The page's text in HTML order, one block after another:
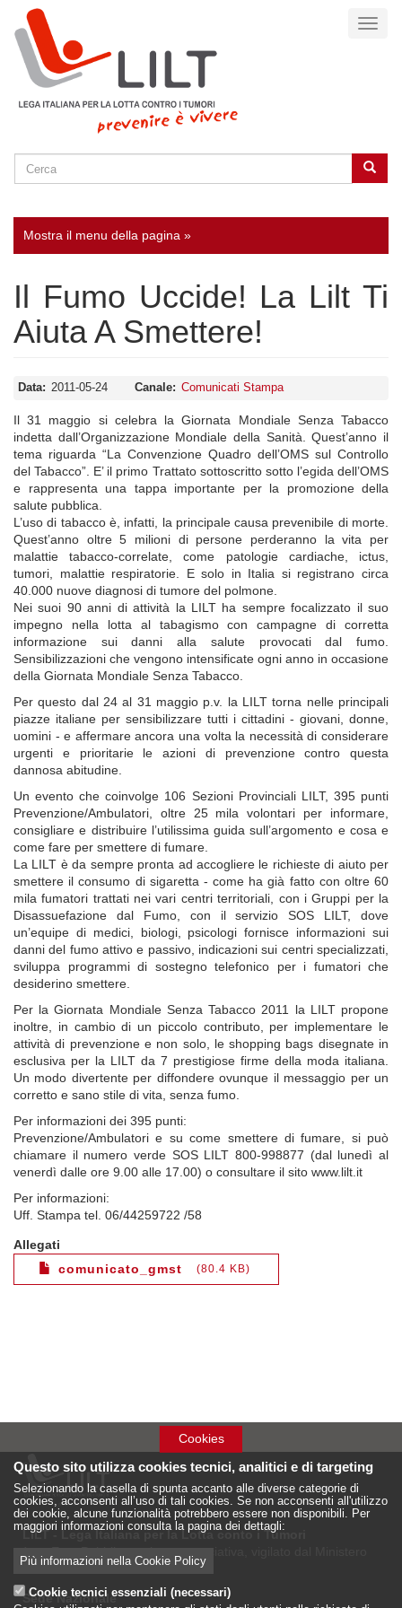
contenuto
principale
SEARCH Cerca
Mostra il menu della pagina »
Il Fumo Uccide! La Lilt Ti
Aiuta A Smettere!
Data 2011-05-24 Canale Comunicati Stampa
Il 31 maggio si celebra la Giornata Mondiale Senza Tabacco
indetta dall’Organizzazione Mondiale della Sanità. Quest’anno il
tema riguarda “La Convenzione Quadro dell’OMS sul Controllo
del Tabacco”. E’ il primo Trattato sottoscritto sotto l’egida dell’OMS
e rappresenta una tappa importante per la promozione della
salute pubblica.
L’uso di tabacco è, infatti, la principale causa prevenibile di morte.
Quest’anno oltre 5 milioni di persone perderanno la vita per
malattie tabacco-correlate, come patologie cardiache, ictus,
tumori, malattie respiratorie. E solo in Italia si registrano circa
40.000 nuove diagnosi di tumore del polmone.
Nei suoi 90 anni di attività la LILT ha sempre focalizzato il suo
impegno nella lotta al tabagismo con campagne di corretta
informazione sui danni alla salute provocati dal fumo.
Sensibilizzazioni che vengono intensificate ogni anno in occasione
della Giornata Mondiale Senza Tabacco.
Per questo dal 24 al 31 maggio p.v. la LILT torna nelle principali
piazze italiane per sensibilizzare tutti i cittadini - giovani, donne,
uomini - e affermare ancora una volta la necessità di considerare
urgenti e prioritarie le azioni di prevenzione contro questa
dannosa abitudine.
Un evento che coinvolge 106 Sezioni Provinciali LILT, 395 punti
Prevenzione/Ambulatori, oltre 25 mila volontari per informare,
consigliare e distribuire l’utilissima guida sull’argomento e cosa e
come fare per smettere di fumare.
La LILT è da sempre pronta ad accogliere le richieste di aiuto per
smettere il consumo di sigaretta - come ha già fatto con oltre 60
mila fumatori trattati nei vari centri territoriali, con i Gruppi per la
Disassuefazione dal Fumo, con il servizio SOS LILT, dove
un’equipe di medici, biologi, psicologi fornisce informazioni sui
danni del fumo attivo e passivo, indicazioni sui centri specializzati,
sviluppa programmi di sostegno telefonico per i fumatori che
desiderino smettere.
Per la Giornata Mondiale Senza Tabacco 2011 la LILT propone
inoltre, in cambio di un piccolo contributo, per implementare le
attività di prevenzione e non solo, le shopping bags disegnate in
esclusiva per la LILT da 7 prestigiose firme della moda italiana.
Un modo divertente per diffondere ovunque il messaggio per un
corretto e sano stile di vita, senza fumo.
Per informazioni dei 395 punti:
Prevenzione/Ambulatori e su come smettere di fumare, si può
chiamare il numero verde SOS LILT 800-998877 (dal lunedì al
venerdì dalle ore 9.00 alle 17.00) o consultare il sito www.lilt.it
Per informazioni:
Uff. Stampa tel. 06/44259722 /58
Allegati
comunicato_gmst
80.4 KB
LILT - Lega Italiana per la Lotta conto i Tumori
è un Ente Pubblico su base associativa, vigilato dal Ministero
della Salute
Sede Nazionale
Cookies
Questo sito utilizza cookies tecnici, analitici e di targeting
Selezionando la casella di spunta accanto alle diverse categorie di
cookies, acconsenti all’uso di tali cookies. Se non acconsenti all'utilizzo
dei cookie, alcune funzionalità potrebbero essere non disponibili. Per
maggiori informazioni consulta la pagina dei dettagli:
Più informazioni nella Cookie Policy
Cookie tecnici essenziali (necessari)